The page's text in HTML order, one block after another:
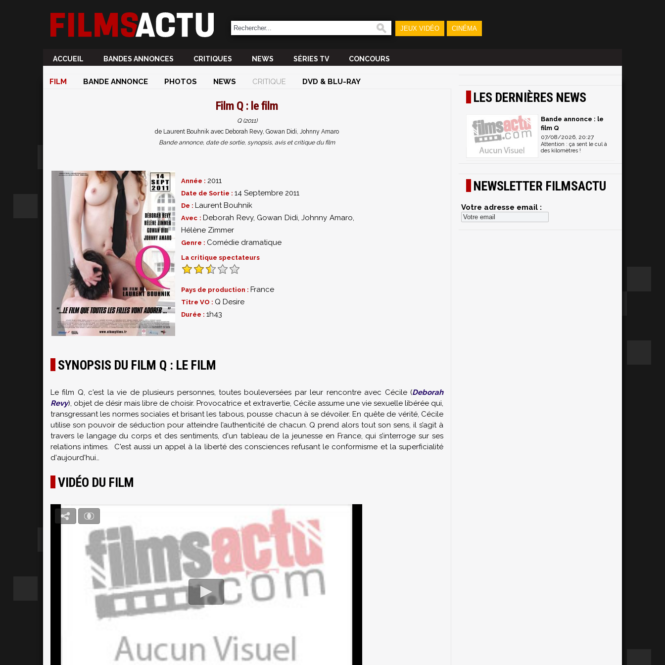
JEUX VIDÉO CINÉMA
ACCUEIL BANDES ANNONCES CRITIQUES NEWS SÉRIES TV CONCOURS
FILM BANDE ANNONCE PHOTOS NEWS CRITIQUE DVD & BLU-RAY
Film Q : le film
Q (2011)
de Laurent Bouhnik avec Deborah Revy, Gowan Didi, Johnny Amaro
Bande annonce, date de sortie, synopsis, avis et critique du film
Année : 2011
Date de Sortie : 14 Septembre 2011
De : Laurent Bouhnik
Avec : Deborah Revy, Gowan Didi,Johnny Amaro,
Hélène Zimmer
Genre : Comédie dramatique
La critique spectateurs
Pays de production : France
Titre VO : Q Desire
Durée : 1h43
SYNOPSIS DU FILM Q : LE FILM
Le film Q, c'est la vie de plusieurs personnes, toutes bouleversées par leur rencontre avec Cécile (Deborah
Revy), objet de désir mais libre de choisir. Provocatrice et extravertie, Cécile assume une vie sexuelle libérée qui,
transgressant les normes sociales et brisant les tabous, pousse chacun à se dévoiler. En quête de vérité, Cécile
utilise son pouvoir de séduction pour atteindre l’authenticité de chacun. Q prend alors tout son sens, il s’agit à
travers le langage du corps et des sentiments, d'un tableau de la jeunesse en France, qui s’interroge sur ses
relations intimes. C'est aussi un appel à la liberté des consciences refusant le conformisme et la superficialité
d'aujourd'hui…
VIDÉO DU FILM
LES DERNIÈRES NEWS
Bande annonce : le
film Q
07/08/2026, 20:27
Attention : ça sent le cul à
des kilomètres !
NEWSLETTER FILMSACTU
Votre adresse email :